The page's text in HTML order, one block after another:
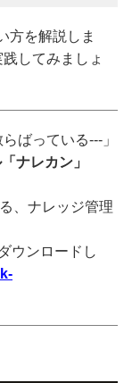
方を解説しま
してみましょ
ばっている---」
ナレカン」
、ナレッジ管理
ウンロードし